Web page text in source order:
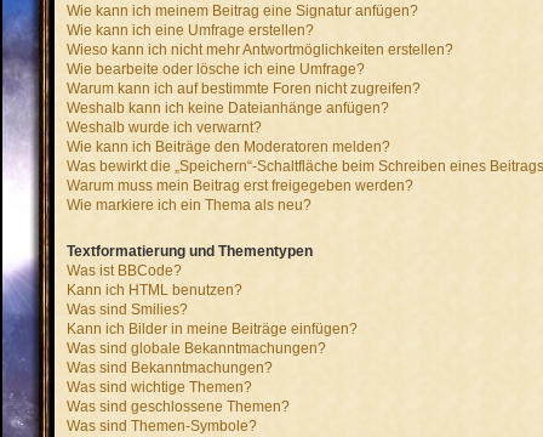
Wie kann ich meinem Beitrag eine Signatur anfügen?
Wie kann ich eine Umfrage erstellen?
Wieso kann ich nicht mehr Antwortmöglichkeiten erstellen?
Wie bearbeite oder lösche ich eine Umfrage?
Warum kann ich auf bestimmte Foren nicht zugreifen?
Weshalb kann ich keine Dateianhänge anfügen?
Weshalb wurde ich verwarnt?
Wie kann ich Beiträge den Moderatoren melden?
Was bewirkt die „Speichern“-Schaltfläche beim Schreiben eines
Warum muss mein Beitrag erst freigegeben werden?
Wie markiere ich ein Thema als neu?
Textformatierung und Thementypen
Was ist BBCode?
Kann ich HTML benutzen?
Was sind Smilies?
Kann ich Bilder in meine Beiträge einfügen?
Was sind globale Bekanntmachungen?
Was sind Bekanntmachungen?
Was sind wichtige Themen?
Was sind geschlossene Themen?
Was sind Themen-Symbole?